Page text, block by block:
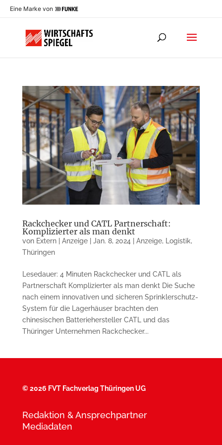
Eine Marke von
Rackchecker und CATL Partnerschaft:
Komplizierter als man denkt
von Extern | Anzeige| Jan. 8, 2024 Anzeige, Logistik,
Thüringen
Lesedauer: 4 Minuten Rackchecker und CATL als
Partnerschaft Komplizierter als man denkt Die Suche
nach einem innovativen und sicheren Sprinklerschutz-
System für die Lagerhäuser brachten den
chinesischen Batteriehersteller CATL und das
Thüringer Unternehmen Rackchecker...
©2026 FVT Fachverlag Thüringen UG
Redaktion & Ansprechpartner
Mediadaten